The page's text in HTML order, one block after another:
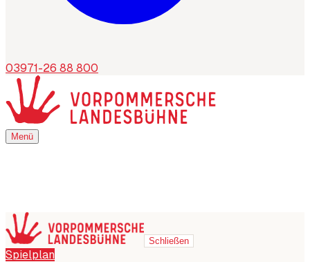
03971-26 88 800
Menü
Menü
Schließen
Spielplan